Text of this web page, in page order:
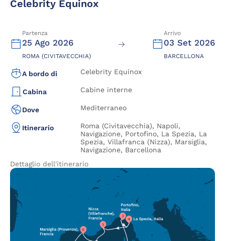
Celebrity Equinox
Partenza
25 Ago 2026
ROMA (CIVITAVECCHIA)
Arrivo
03 Set 2026
BARCELLONA
A bordo di Celebrity Equinox
Cabina Cabine interne
Dove Mediterraneo
Itinerario
Roma (Civitavecchia), Napoli,
Navigazione, Portofino, La Spezia, La
Spezia, Villafranca (Nizza), Marsiglia,
Navigazione, Barcellona
Dettaglio dell'itinerario